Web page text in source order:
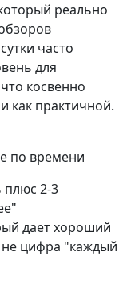
реально
часто
для
косвенно
как практичной.
по времени
плюс 2-3
дает хороший
цифра "каждый